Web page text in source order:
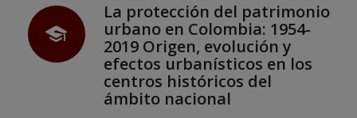
La protección del patrimonio
urbano en Colombia: 1954-
2019 Origen, evolución y
efectos urbanísticos en los
centros históricos del
ámbito nacional